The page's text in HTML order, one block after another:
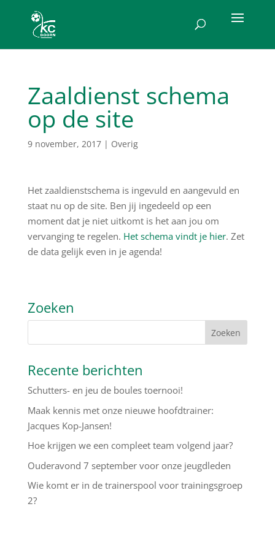
Zaaldienst schema
op de site
9 november, 2017| Overig
Het zaaldienstschema is ingevuld en aangevuld en
staat nu op de site. Ben jij ingedeeld op een
moment dat je niet uitkomt is het aan jou om
vervanging te regelen. Het schema vindt je hier. Zet
de data gelijk even in je agenda!
Zoeken
Recente berichten
Schutters- en jeu de boules toernooi!
Maak kennis met onze nieuwe hoofdtrainer:
Jacques Kop-Jansen!
Hoe krijgen we een compleet team volgend jaar?
Ouderavond 7 september voor onze jeugdleden
Wie komt er in de trainerspool voor trainingsgroep
2?